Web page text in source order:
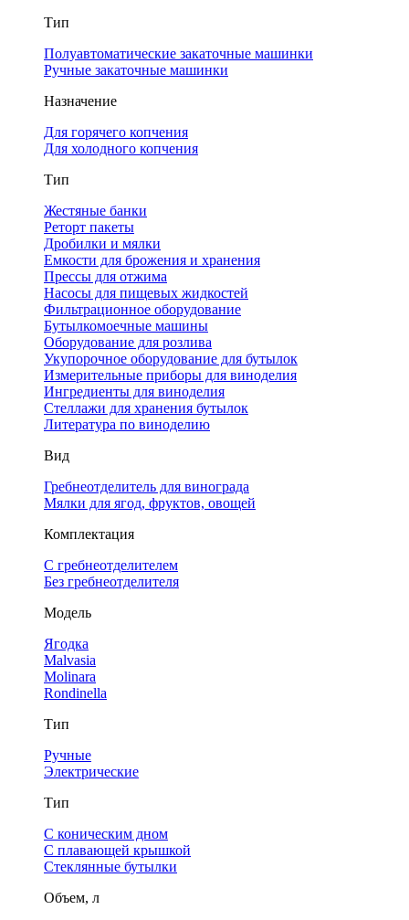
Тип
Полуавтоматические закаточные машинки
Ручные закаточные машинки
Назначение
Для горячего копчения
Для холодного копчения
Тип
Жестяные банки
Реторт пакеты
Дробилки и мялки
Емкости для брожения и хранения
Прессы для отжима
Насосы для пищевых жидкостей
Фильтрационное оборудование
Бутылкомоечные машины
Оборудование для розлива
Укупорочное оборудование для бутылок
Измерительные приборы для виноделия
Ингредиенты для виноделия
Стеллажи для хранения бутылок
Литература по виноделию
Вид
Гребнеотделитель для винограда
Мялки для ягод, фруктов, овощей
Комплектация
С гребнеотделителем
Без гребнеотделителя
Модель
Ягодка
Malvasia
Molinara
Rondinella
Тип
Ручные
Электрические
Тип
С коническим дном
С плавающей крышкой
Стеклянные бутылки
Объем, л